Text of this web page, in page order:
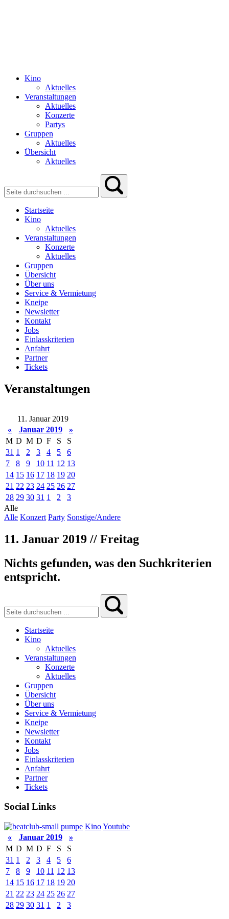
Kino
Aktuelles
Veranstaltungen
Aktuelles
Konzerte
Partys
Gruppen
Aktuelles
Übersicht
Aktuelles
Startseite
Kino
Aktuelles
Veranstaltungen
Konzerte
Aktuelles
Gruppen
Übersicht
Über uns
Service & Vermietung
Kneipe
Newsletter
Kontakt
Jobs
Einlasskriterien
Anfahrt
Partner
Tickets
Veranstaltungen
11. Januar 2019
«
Januar 2019
»
M D M D F S
S
31 1 2 3 4 5
6
7
8 9 10 11 12 13
14 15 16 17 18 19 20
21 22 23 24 25 26 27
28 29 30 31 1 2
3
Alle
Alle Konzert Party Sonstige/Andere
11. Januar 2019 // Freitag
Nichts gefunden, was den Suchkriterien
entspricht.
Startseite
Kino
Aktuelles
Veranstaltungen
Konzerte
Aktuelles
Gruppen
Übersicht
Über uns
Service & Vermietung
Kneipe
Newsletter
Kontakt
Jobs
Einlasskriterien
Anfahrt
Partner
Tickets
Social Links
pumpe KinoYoutube
«
Januar 2019
»
M D M D F S
S
31 1 2 3 4 5
6
7
8 9 10 11 12 13
14 15 16 17 18 19 20
21 22 23 24 25 26 27
28 29 30 31 1 2 3